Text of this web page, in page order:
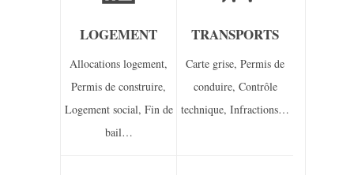
LOGEMENT
Allocations logement,
Permis de construire,
Logement social, Fin de
bail…
TRANSPORTS
Carte grise,Permis de
conduire, Contrôle
technique,Infractions…